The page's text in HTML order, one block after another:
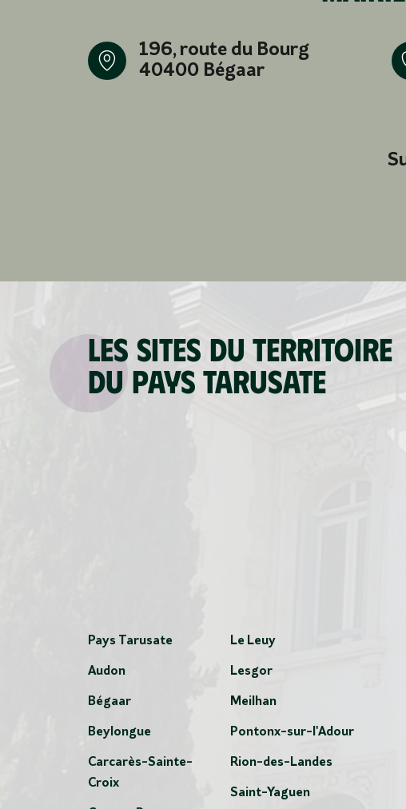
196, route du Bourg
40400 Bégaar
Les sites du territoire
du Pays tarusate
Pays Tarusate
Audon
Bégaar
Beylongue
Carcarès-Sainte-
Croix
Le Leuy
Lesgor
Meilhan
Pontonx-sur-l'Adour
Rion-des-Landes
Saint-Yaguen